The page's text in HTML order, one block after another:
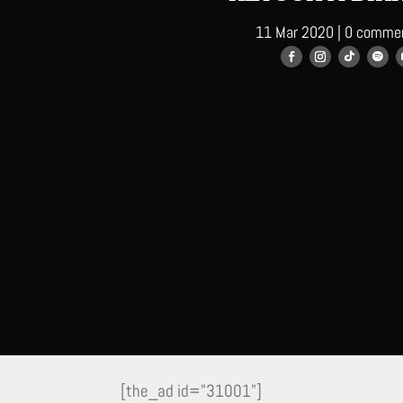
11 Mar 2020 | 0
[the_ad id="31001"]